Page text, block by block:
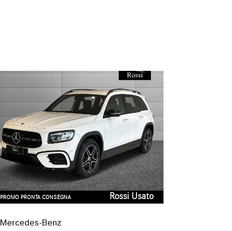
Mercedes-Benz
PROMO PRONTA CONSEGNA Rossi Usato